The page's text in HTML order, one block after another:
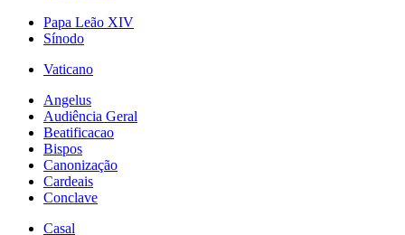
Papa Leão XIV
Sínodo
Vaticano
Angelus
Audiência Geral
Beatificacao
Bispos
Canonização
Cardeais
Conclave
Casal